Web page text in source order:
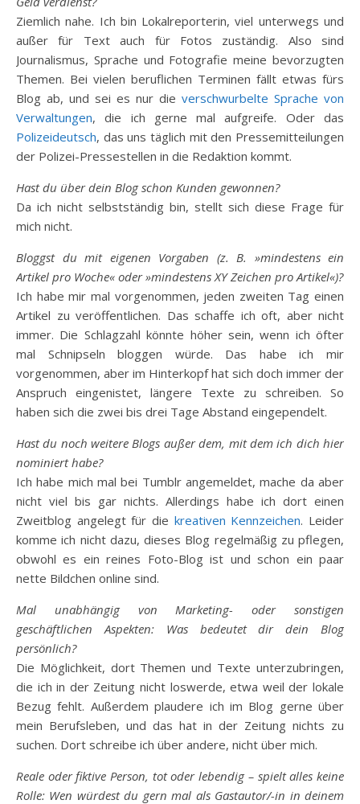
Ziemlich nahe. Ich bin Lokalreporterin, viel unterwegs und
außer für Text auch für Fotos zuständig. Also sind
Journalismus, Sprache und Fotografie meine bevorzugten
Themen. Bei vielen beruflichen Terminen fällt etwas fürs
Blog ab, und sei es nur die verschwurbelte Sprache von
Verwaltungen, die ich gerne mal aufgreife. Oder das
Polizeideutsch, das uns täglich mit den Pressemitteilungen
der Polizei-Pressestellen in die Redaktion kommt.
Hast du über dein Blog schon Kunden gewonnen?
Da ich nicht selbstständig bin, stellt sich diese Frage für
mich nicht.
Bloggst du mit eigenen Vorgaben (z. B. »mindestens ein
Artikel pro Woche« oder »mindestens XY Zeichen pro Artikel«)?
Ich habe mir mal vorgenommen, jeden zweiten Tag einen
Artikel zu veröffentlichen. Das schaffe ich oft, aber nicht
immer. Die Schlagzahl könnte höher sein, wenn ich öfter
mal Schnipseln bloggen würde. Das habe ich mir
vorgenommen, aber im Hinterkopf hat sich doch immer der
Anspruch eingenistet, längere Texte zu schreiben. So
haben sich die zwei bis drei Tage Abstand eingependelt.
Hast du noch weitere Blogs außer dem, mit dem ich dich hier
nominiert habe?
Ich habe mich mal bei Tumblr angemeldet, mache da aber
nicht viel bis gar nichts. Allerdings habe ich dort einen
Zweitblog angelegt für die kreativen Kennzeichen. Leider
komme ich nicht dazu, dieses Blog regelmäßig zu pflegen,
obwohl es ein reines Foto-Blog ist und schon ein paar
nette Bildchen online sind.
Mal unabhängig von Marketing- oder sonstigen
geschäftlichen Aspekten: Was bedeutet dir dein Blog
persönlich?
Die Möglichkeit, dort Themen und Texte unterzubringen,
die ich in der Zeitung nicht loswerde, etwa weil der lokale
Bezug fehlt. Außerdem plaudere ich im Blog gerne über
mein Berufsleben, und das hat in der Zeitung nichts zu
suchen. Dort schreibe ich über andere, nicht über mich.
Reale oder fiktive Person, tot oder lebendig – spielt alles keine
Rolle: Wen würdest du gern mal als Gastautor/-in in deinem